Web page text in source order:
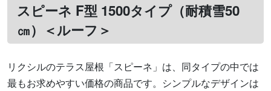
スピーネ F型 1500タイプ（耐積雪50
㎝）＜ルーフ＞
リクシルのテラス屋根「スピーネ」は、同タイプの中では
最もお求めやすい価格の商品です。シンプルなデザインは